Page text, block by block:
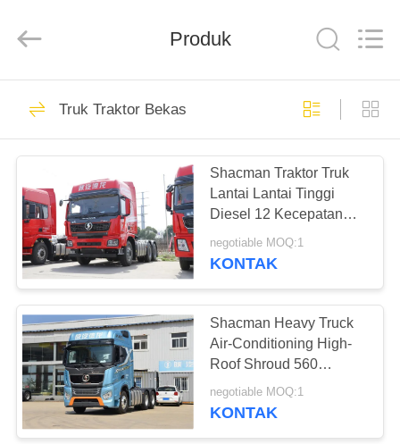
RUMAH
PRODUK
TENTANG
KAMI
TUR
PABRIK
KONTROL
KUALITAS
LTD..
Bus Coaster Bekas
160
Bus Yutong Bekas
907
Produk
Truk Traktor Bekas
Shacman Traktor Truk
Lantai Lantai Tinggi
Diesel 12 Kecepatan
650hp 6x4 X5000 Model
negotiable MOQ:1
KONTAK
Shacman Heavy Truck
Air-Conditioning High-
Roof Shroud 560
Kekuatan kuda 16-
Speed 6X4 AMT Traktor
negotiable MOQ:1
KONTAK